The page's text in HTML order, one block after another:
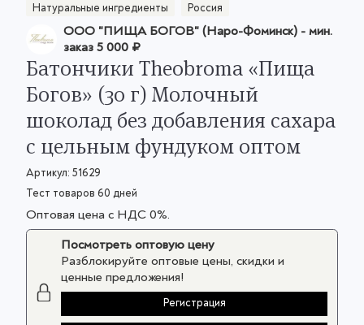
Натуральные ингредиенты
Россия
ООО "ПИЩА БОГОВ" (Наро-Фоминск)- мин.
заказ5 000 ₽
Батончики Theobroma «Пища
Богов» (30 г) Молочный
шоколад без добавления сахара
с цельным фундуком оптом
Артикул: 51629
Тест товаров 60 дней
Оптовая цена с НДС 0%.
Посмотреть оптовую цену
Разблокируйте оптовые цены, скидки и
ценные предложения!
Регистрация